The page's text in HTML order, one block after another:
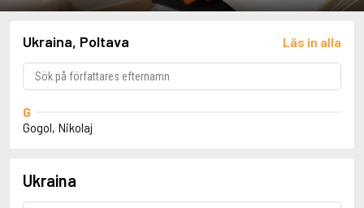
Ukraina, Poltava Läs in alla
G
Gogol, Nikolaj
Ukraina